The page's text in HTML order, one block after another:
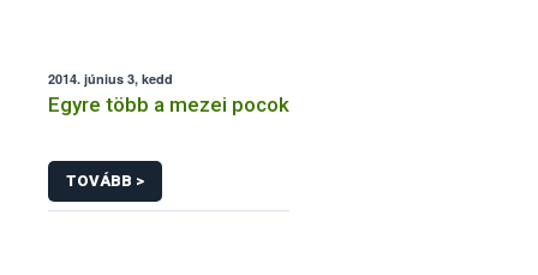
2014. június 3, kedd
Egyre több a mezei pocok
TOVÁBB >